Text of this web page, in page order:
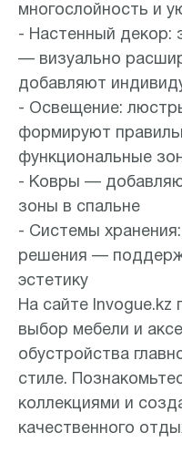
многослойность и
- Настенный декор:
— визуально
добавляют
- Освещение:
формируют
функциональные
- Ковры —
зоны в спальне
- Системы
решения —
эстетику
На сайте Invogue.kz
выбор мебели и
обустройства
стиле.
коллекциями и
качественного